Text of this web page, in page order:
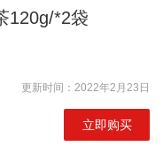
120g/*2袋
更新时间：2022年2月23日
立即购买